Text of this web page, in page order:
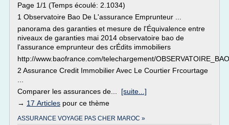
Page 1/1 (Temps écoulé: 2.1034)
1 Observatoire Bao De L'assurance Emprunteur ...
panorama des garanties et mesure de l'Équivalence entre
niveaux de garanties mai 2014 observatoire bao de
l'assurance emprunteur des crÉdits immobiliers
http://www.baofrance.com/telechargement/
2 Assurance Credit Immobilier Avec Le Courtier Frcourtage
Comparer les assurances de... [suite...]
→ 17 Articles pour ce thème
ASSURANCE VOYAGE PAS CHER MAROC »